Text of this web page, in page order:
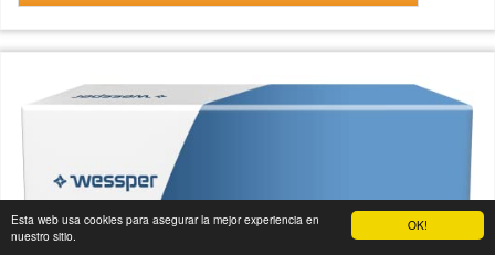
OK!
Esta web usa cookies para asegurar la mejor experiencia en
nuestro sitio.